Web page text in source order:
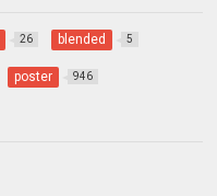
26 blended 5
poster 946